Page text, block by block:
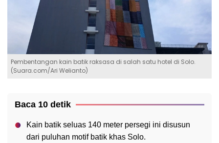
Pembentangan kain batik raksasa di salah satu hotel di Solo.
(Suara.com/Ari Welianto)
Baca 10 detik
Kain batik seluas 140 meter persegi ini disusun
dari puluhan motif batik khas Solo.